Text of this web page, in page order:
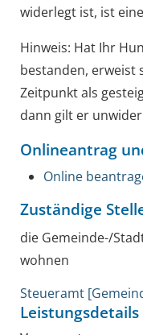
widerlegt ist, ist eine
Hinweis: Hat Ihr
bestanden, erweist
Zeitpunkt als
dann gilt er
Onlineantrag
Online
Zuständige
die Gemeinde-/
wohnen
Steueramt
Leistungsdetails